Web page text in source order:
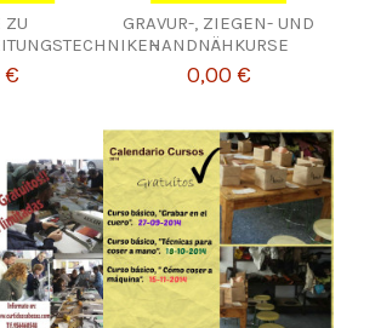
ZU
€
GRAVUR-, ZIEGEN- UND
HANDNÄHKURSE
0,00 €